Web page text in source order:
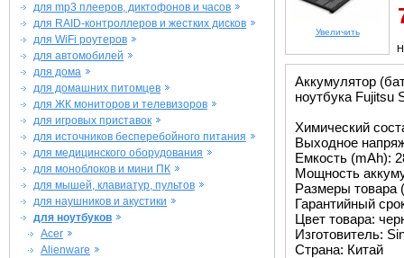
для mp3 плееров, диктофонов и часов
для RAID-контроллеров и жестких дисков
для WiFi роутеров
для автомобилей
для дома
для домашних питомцев
для ЖК мониторов и телевизоров
для игровых приставок
для источников бесперебойного питания
для медицинского оборудования
для моноблоков и мини ПК
для мышей, клавиатур, пультов
для наушников и акустики
для ноутбуков
Acer
Alienware
Увеличить
Аккумулятор
ноутбука Fujitsu
Химический
Выходное
Емкость (mAh):
Мощность
Размеры товара
Гарантийный
Цвет товара:
Изготовитель:
Страна: Китай